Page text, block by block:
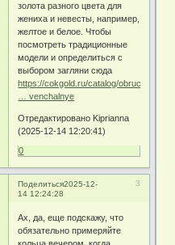
золота разного цвета для
жениха и невесты, например,
желтое и белое. Чтобы
посмотреть традиционные
модели и определиться с
выбором загляни сюда
https://cokgold.ru/catalog/obruchalnye-
… venchalnye
Отредактировано Kiprianna
(2025-12-14 12:20:41)
0
Поделиться 3
2025-12-
14 12:24:28
Ах, да, еще подскажу, что
обязательно примеряйте